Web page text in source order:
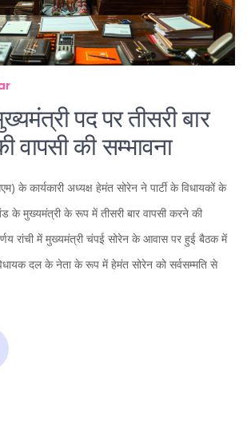
पद पर तीसरी बार
वापसी की सम्भावना
के कार्यकारी अध्यक्ष हेमंत सोरेन ने पार्टी के विधायकों के
के मुख्यमंत्री के रूप में तीसरी बार वापसी करने की
रांची में मुख्यमंत्री चंपई सोरेन के आवास पर हुई बैठक में
दल के नेता के रूप में हेमंत सोरेन को सर्वसम्मति से